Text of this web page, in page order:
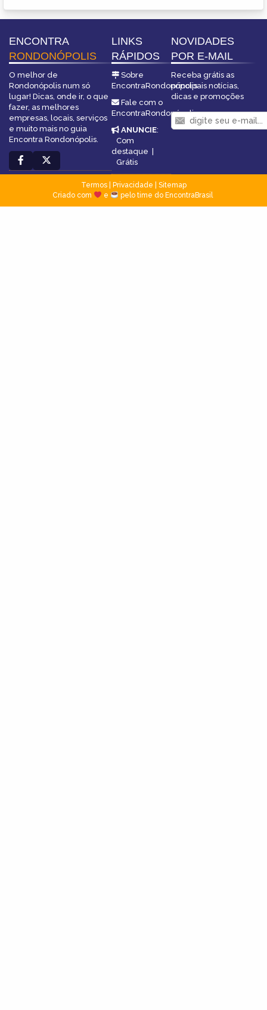
ENCONTRA
RONDONÓPOLIS
O melhor de
Rondonópolis num só
lugar! Dicas, onde ir, o que
fazer, as melhores
empresas, locais, serviços
e muito mais no guia
Encontra Rondonópolis.
LINKS
RÁPIDOS
Sobre
EncontraRondonópolis
Fale com o
EncontraRondonópolis
ANUNCIE:
Com
destaque |
Grátis
NOVIDADES
POR E-MAIL
Receba grátis as
principais notícias,
dicas e promoções
Termos| Privacidade
Sitemap
Criado com
e pelo time do EncontraBrasil